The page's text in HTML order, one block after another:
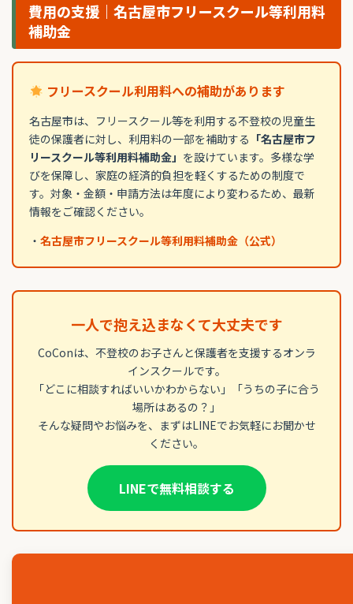
費用の支援｜名古屋市フリースクール等利用料
補助金
フリースクール利用料への補助があります
名古屋市は、フリースクール等を利用する不登校の児童生
徒の保護者に対し、利用料の一部を補助する 「名古屋市フ
リースクール等利用料補助金」 を設けています。多様な学
びを保障し、家庭の経済的負担を軽くするための制度で
す。対象・金額・申請方法は年度により変わるため、最新
情報をご確認ください。
・ 名古屋市フリースクール等利用料補助金（公式）
一人で抱え込まなくて大丈夫です
CoConは、不登校のお子さんと保護者を支援するオンラ
インスクールです。
「どこに相談すればいいかわからない」「うちの子に合う
場所はあるの？」
そんな疑問やお悩みを、まずはLINEでお気軽にお聞かせ
ください。
LINEで無料相談する